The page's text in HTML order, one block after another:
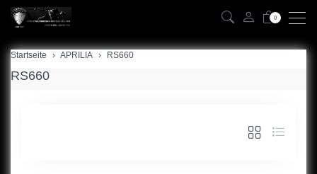
0
zurück
Startseite APRILIA RS660
RS660